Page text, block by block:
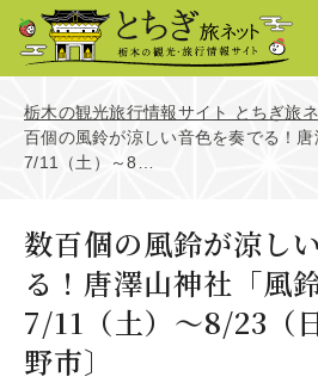
栃木の観光旅行情報サイト とちぎ旅
百個の風鈴が涼しい音色を奏でる！唐
7/11（土）～8…
数百個の風鈴が涼し
る！唐澤山神社「風鈴
7/11（土）～8/23（
野市〕